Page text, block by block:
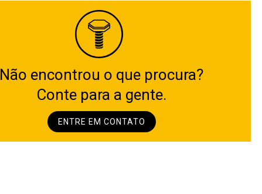
Não encontrou o que procura?
Conte para a gente.
ENTRE EM CONTATO